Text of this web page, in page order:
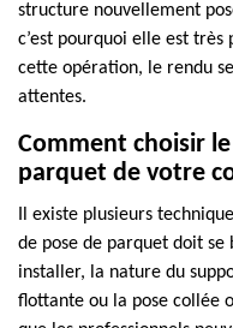
structure nouvellement
c’est pourquoi elle est très
cette opération, le rendu
attentes.
Comment choisir
parquet de votre
Il existe plusieurs
de pose de parquet doit se
installer, la nature du
flottante ou la pose collée